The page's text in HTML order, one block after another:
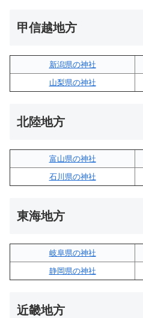
甲信越地方
新潟県の神社
山梨県の神社
北陸地方
富山県の神社
石川県の神社
東海地方
岐阜県の神社
静岡県の神社
近畿地方